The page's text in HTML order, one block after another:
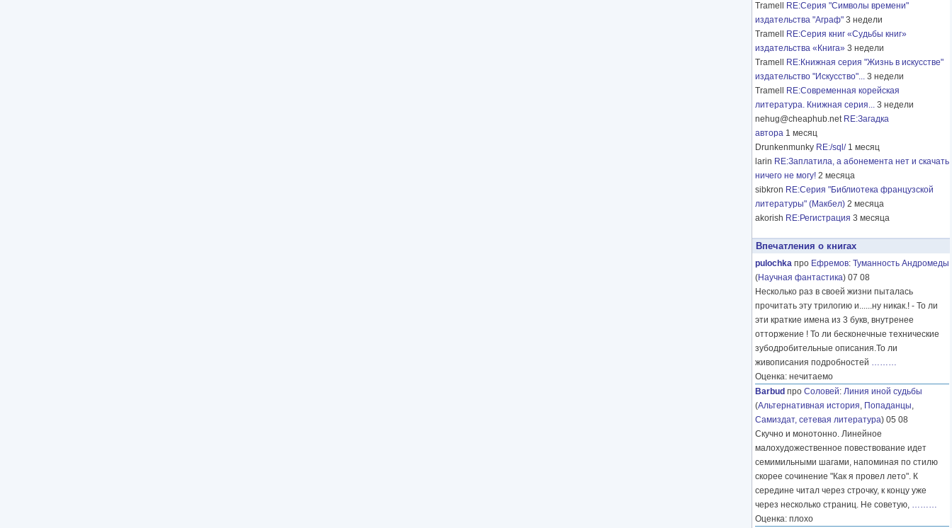
Tramell
RE:Серия "Символы времени"
издательства "Аграф" 3 недели
Tramell
RE:Серия книг «Судьбы книг»
издательства «Книга» 3 недели
Tramell
RE:Книжная серия "Жизнь в искусстве"
издательство "Искусство"... 3 недели
Tramell
RE:Современная корейская
литература. Книжная серия... 3 недели
nehug@cheaphub.net RE:Загадка
автора 1 месяц
Drunkenmunky RE:/sql/ 1 месяц
larin RE:Заплатила, а абонемента нет и скачать
ничего не могу! 2 месяца
sibkron RE:Серия "Библиотека французской
литературы" (Макбел) 2 месяца
akorish RE:Регистрация 3 месяца
Впечатления о книгах
pulochka про Ефремов: Туманность Андромеды
(Научная фантастика) 07 08
Несколько раз в своей жизни пыталась
прочитать эту трилогию и......ну никак.! - То ли
эти краткие имена из 3 букв, внутренее
отторжение ! То ли бесконечные технические
зубодробительные описания.То ли
живописания подробностей ………
Оценка: нечитаемо
Barbud про Соловей: Линия иной судьбы
(Альтернативная история, Попаданцы,
Самиздат, сетевая литература) 05 08
Скучно и монотонно. Линейное
малохудожественное повествование идет
семимильными шагами, напоминая по стилю
скорее сочинение "Как я провел лето". К
середине читал через строчку, к концу уже
через несколько страниц. Не советую, ………
Оценка: плохо